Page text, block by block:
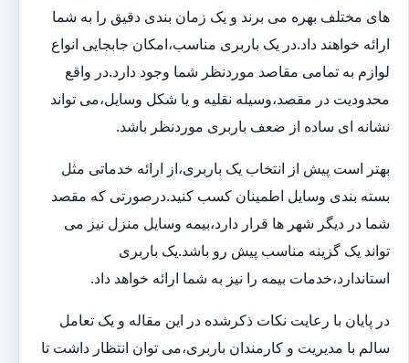
های مختلف بهره می برند و یک زمان بندی دقیق را به شما
ارائه خواهند داد.در یک باربری مناسب،امکان جابجایی انواع
لوازم به تمامی مقاصد موردنظر شما وجود دارد.در واقع
محدودیت در مقصد،وسیله نقلیه و یا شکل وسایل،می تواند
نشانه ای ساده از ضعف باربری موردنظر باشد.
بهتر است پیش از انتخاب یک باربری،از ارائه خدماتی مثل
بسته بندی وسایل اطمینان کسب کنید.درصورتی که مقصد
شما در دیگر شهر ها قرار دارد،بیمه وسایل منزل نیز می
تواند یک گزینه مناسب پیش رو باشد.یک باربری
استاندارد،خدمات بیمه را نیز به شما ارائه خواهد داد.
در پایان با رعایت نکات ذکرشده در این مقاله و یک تعامل
سالم با مدیریت و کارمندان باربری،می توان انتظار داشت تا